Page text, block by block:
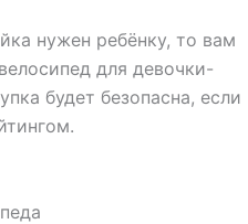
нужен ребёнку, то вам
для девочки-
будет безопасна, если